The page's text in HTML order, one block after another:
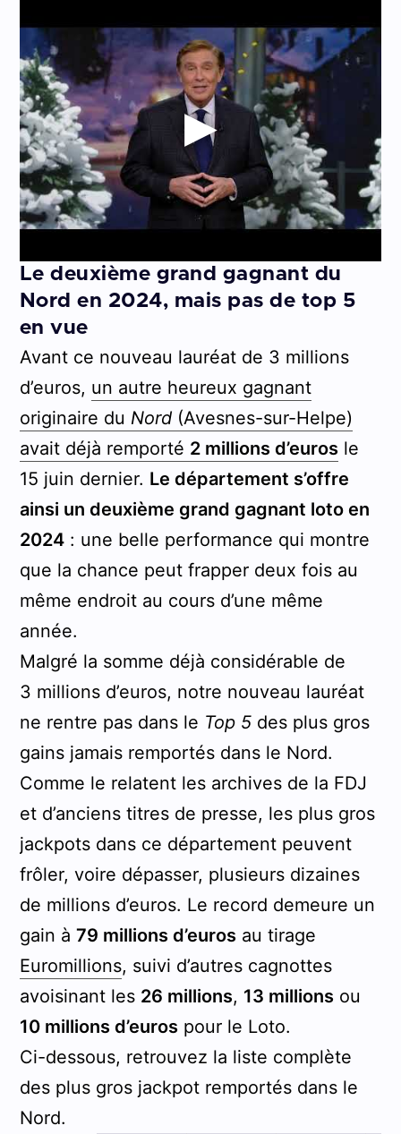
Le deuxième grand gagnant du
Nord en 2024, mais pas de top 5
en vue
Avant ce nouveau lauréat de 3 millions
d’euros, un autre heureux gagnant
originaire du Nord(Avesnes-sur-Helpe)
avait déjà remporté 2 millions d’eurosle
15 juin dernier. Le département s’offre
ainsi un deuxième grand gagnant loto en
2024: une belle performance qui montre
que la chance peut frapper deux fois au
même endroit au cours d’une même
année.
Malgré la somme déjà considérable de
3 millions d’euros, notre nouveau lauréat
ne rentre pas dans le Top 5des plus gros
gains jamais remportés dans le Nord.
Comme le relatent les archives de la FDJ
et d’anciens titres de presse, les plus gros
jackpots dans ce département peuvent
frôler, voire dépasser, plusieurs dizaines
de millions d’euros. Le record demeure un
gain à 79 millions d’eurosau tirage
Euromillions, suivi d’autres cagnottes
avoisinant les 26 millions, 13 millionsou
10 millions d’eurospour le Loto.
Ci-dessous, retrouvez la liste complète
des plus gros jackpot remportés dans le
Nord.